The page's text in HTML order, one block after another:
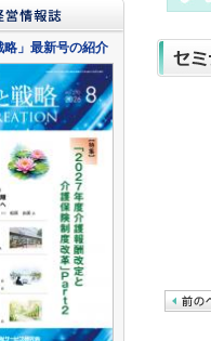
」最新号の紹介